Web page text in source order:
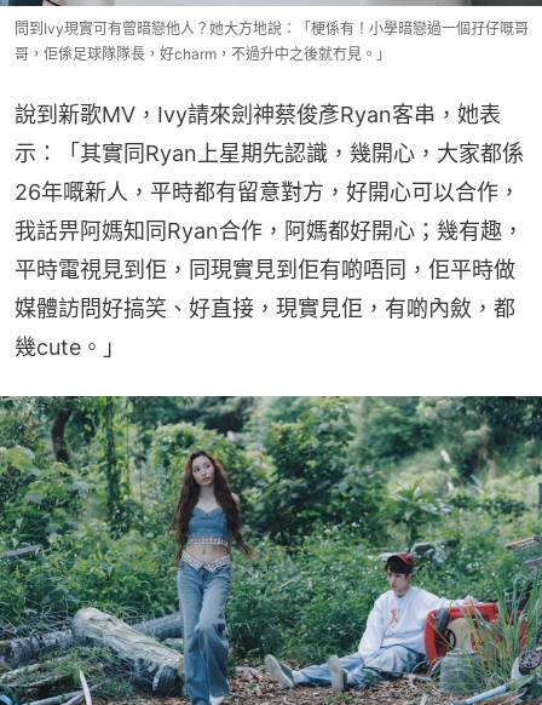
問到Ivy現實可有曾暗戀他人？她大方地說：「梗係有！小學暗戀過一個孖仔嘅哥
哥，佢係足球隊隊長，好charm，不過升中之後就冇見。」
說到新歌MV，Ivy請來劍神蔡俊彥Ryan客串，她表
示：「其實同Ryan上星期先認識，幾開心，大家都係
26年嘅新人，平時都有留意對方，好開心可以合作，
我話畀阿媽知同Ryan合作，阿媽都好開心；幾有趣，
平時電視見到佢，同現實見到佢有啲唔同，佢平時做
媒體訪問好搞笑、好直接，現實見佢，有啲內斂，都
幾cute。」